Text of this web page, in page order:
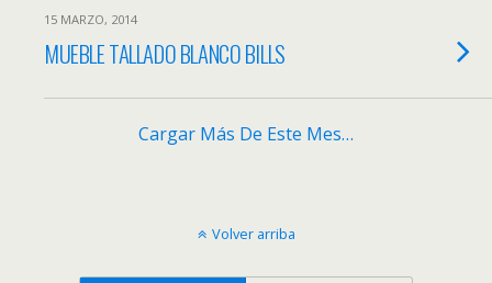
15 MARZO, 2014
MUEBLE TALLADO BLANCO BILLS
Cargar Más De Este Mes…
Volver arriba